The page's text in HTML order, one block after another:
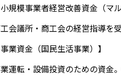
小規模事業者経営改善資金（マ
会議所・商工会の経営指導を
事業資金（国民生活事業）】
運転・設備投資のための資金